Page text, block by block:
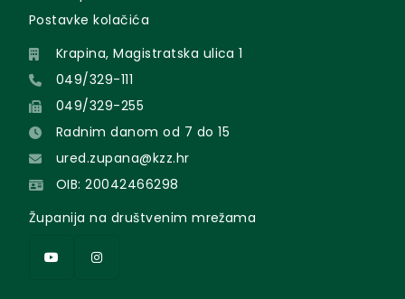
Postavke kolačića
Krapina, Magistratska ulica 1
049/329-111
049/329-255
Radnim danom od 7 do 15
ured.zupana@kzz.hr
OIB: 20042466298
Županija na društvenim mrežama